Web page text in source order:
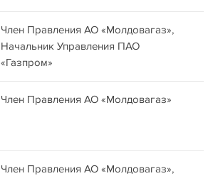
Член Правления АО «Молдовагаз»,
Начальник Управления ПАО
«Газпром»
Член Правления АО «Молдовагаз»
Член Правления АО «Молдовагаз»,